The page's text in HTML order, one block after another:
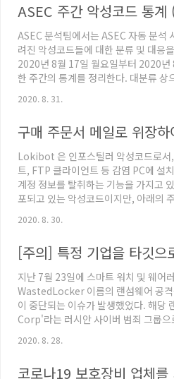
태연구]논문투고규정.docx.exe
서울안보대화] 모시는 글.pdf.exe
용동의서.txt.exe 해당 악성코드 유형
ASEC 분석팀에서는 ASEC 자동 분석
려진 악성코드들에 대한 분류 및 대응
2020년 8월 17일 월요일부터 2020년
한 주간의 통계를 정리한다. 대분류 상
성코드가 30.2%, Coin Miner 악성코
며, 다운로더 악성코드가 2.4%, 랜섬
다. Top 1 - Emotet Emotet은
를 차지하였다. Emotet은 뱅킹 악성
2020. 8. 31.
Lokibot 은 인포스틸러 악성코드로서
트, FTP 클라이언트 등 감염 PC에 설
계정 정보를 탈취하는 기능을 가지고
포되고 있는 악성코드이지만, 아래의
asec.ahnlab.com/1371 ASEC 주간
RAPIT를 활용하여 알려진 악성코드
하고 있다. 여기에서는 2020년 8월
23일 일요일까지 수집된 한 주
근 A..
2020. 8. 30.
지난 7월 23일에 스마트 워치 및 웨
WastedLocker 이름의 랜섬웨어 공격
이 중단되는 이슈가 발생했었다. 해당
Corp'라는 러시안 사이버 범죄 그룹
Cobalt Striker를 이용하여
켜 복호화해주는 대가로 금전을 요구
2020. 8. 28.